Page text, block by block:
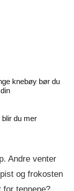
knebøy bør du
du mer
Andre venter
og frokosten